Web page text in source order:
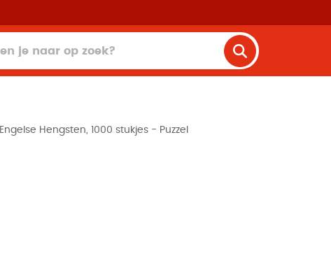
Engelse Hengsten, 1000 stukjes - Puzzel